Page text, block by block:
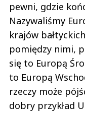
pewni, gdzie
Nazywaliśmy
krajów
pomiędzy nimi,
się to Europą
to Europą
rzeczy może
dobry przykład